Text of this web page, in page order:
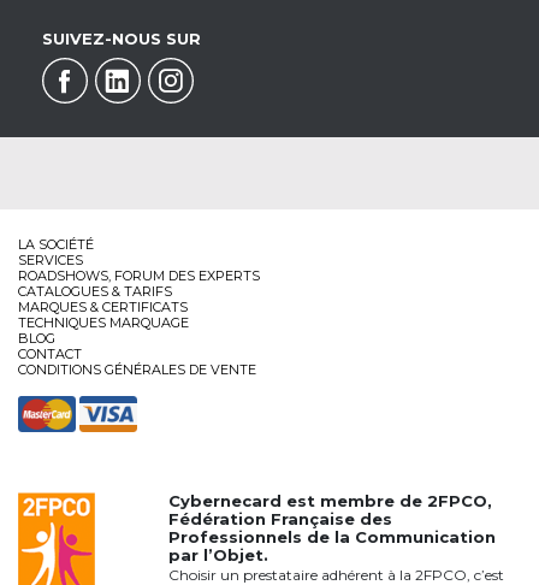
SUIVEZ-NOUS SUR
LA SOCIÉTÉ
SERVICES
ROADSHOWS, FORUM DES EXPERTS
CATALOGUES & TARIFS
MARQUES & CERTIFICATS
TECHNIQUES MARQUAGE
BLOG
CONTACT
CONDITIONS GÉNÉRALES DE VENTE
Cybernecard est membre de2FPCO,
Fédération Française des
Professionnels de la Communication
par l’Objet.
Choisir un prestataire adhérent à la 2FPCO, c’est